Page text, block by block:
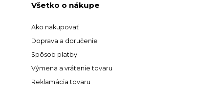
Všetko o nákupe
Ako nakupovať
Doprava a doručenie
Spôsob platby
Výmena a vrátenie tovaru
Reklamácia tovaru